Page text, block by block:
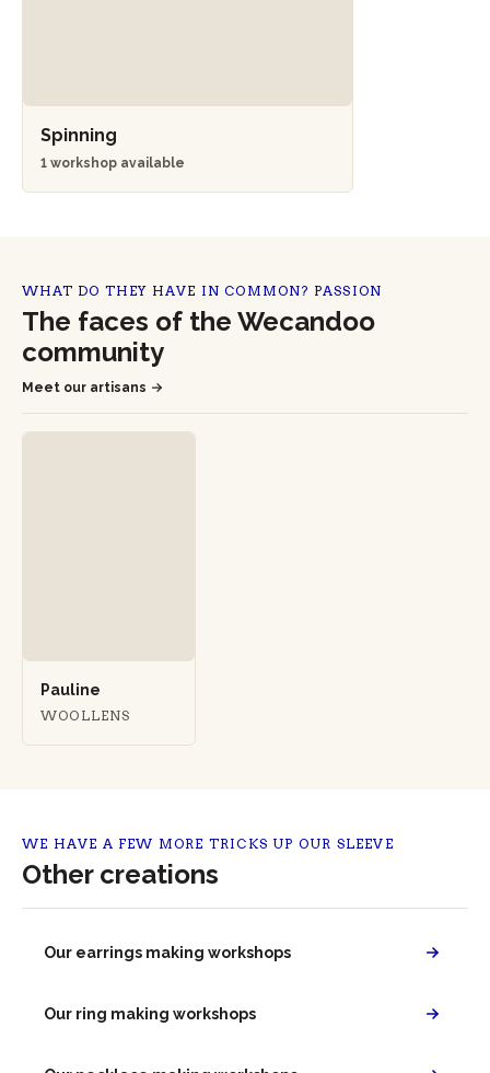
Spinning
1 workshop available
WHAT DO THEY HAVE IN COMMON? PASSION
The faces of the Wecandoo
community
Meet our artisans
Pauline
WOOLLENS
WE HAVE A FEW MORE TRICKS UP OUR SLEEVE
Other creations
Our earrings making workshops
Our ring making workshops